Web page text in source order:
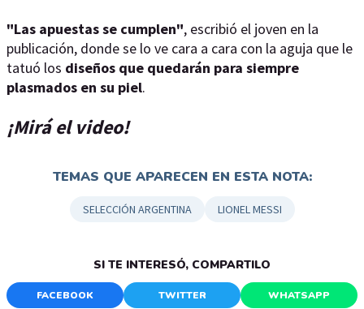
"Las apuestas se cumplen", escribió el joven en la
publicación, donde se lo ve cara a cara con la aguja que le
tatuó los diseños que quedarán para siempre
plasmados en su piel.
¡Mirá el video!
TEMAS QUE APARECEN EN ESTA NOTA:
SELECCIÓN ARGENTINA LIONEL MESSI
SI TE INTERESÓ, COMPARTILO
FACEBOOK TWITTER WHATSAPP